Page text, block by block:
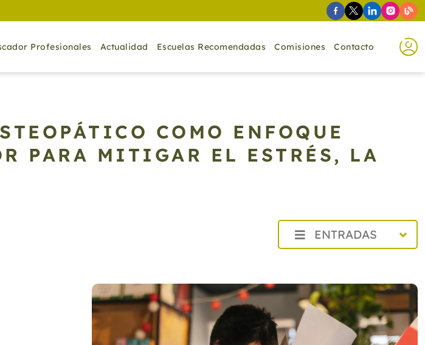
Profesionales Actualidad Escuelas Recomendadas Comisiones Contacto
COMO ENFOQUE
PARA MITIGAR EL ESTRÉS, LA
ENTRADAS
Julio
Junio
Mayo
Abril